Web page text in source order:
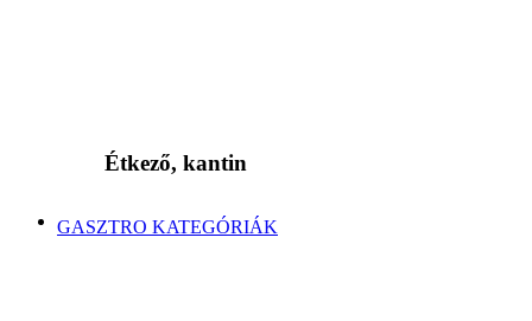
Étkező, kantin
GASZTRO KATEGÓRIÁK